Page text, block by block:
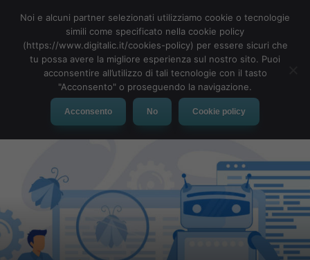
MENU
Noi e alcuni partner selezionati utilizziamo cookie o tecnologie
simili come specificato nella cookie policy
(https://www.digitalic.it/cookies-policy) per essere sicuri che
tu possa avere la migliore esperienza sul nostro sito. Puoi
acconsentire all’utilizzo di tali tecnologie con il tasto
"Acconsento" o proseguendo la navigazione.
Acconsento No Cookie policy